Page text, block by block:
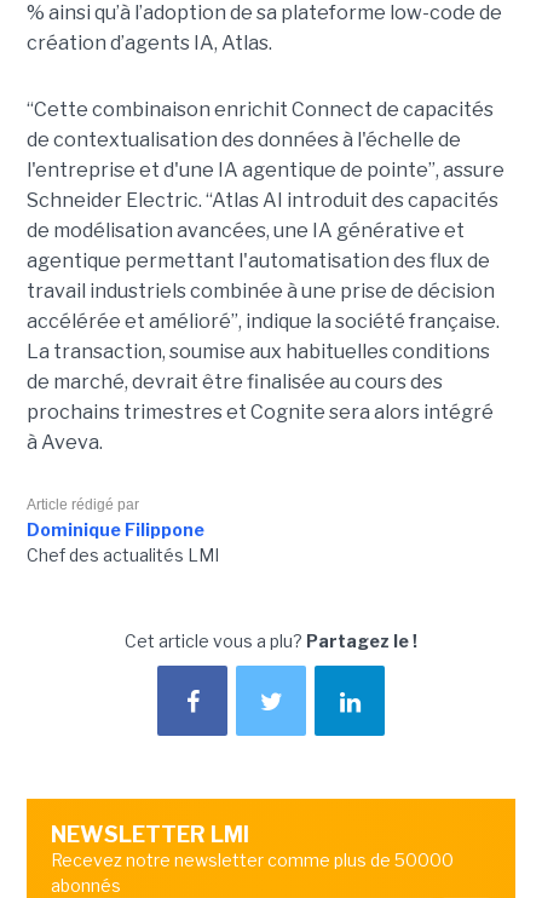
% ainsi qu’à l’adoption de sa plateforme low-code de
création d’agents IA, Atlas.
“Cette combinaison enrichit Connect de capacités
de contextualisation des données à l'échelle de
l'entreprise et d'une IA agentique de pointe”, assure
Schneider Electric. “Atlas AI introduit des capacités
de modélisation avancées, une IA générative et
agentique permettant l'automatisation des flux de
travail industriels combinée à une prise de décision
accélérée et amélioré”, indique la société française.
La transaction, soumise aux habituelles conditions
de marché, devrait être finalisée au cours des
prochains trimestres et Cognite sera alors intégré
à Aveva.
Article rédigé par
Dominique Filippone
Chef des actualités LMI
Cet article vous a plu? Partagez le !
NEWSLETTER LMI
Recevez notre newsletter comme plus de 50000
abonnés